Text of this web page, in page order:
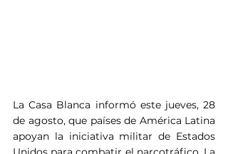
La Casa Blanca informó este jueves, 28
de agosto, que países de América Latina
apoyan la iniciativa militar de Estados